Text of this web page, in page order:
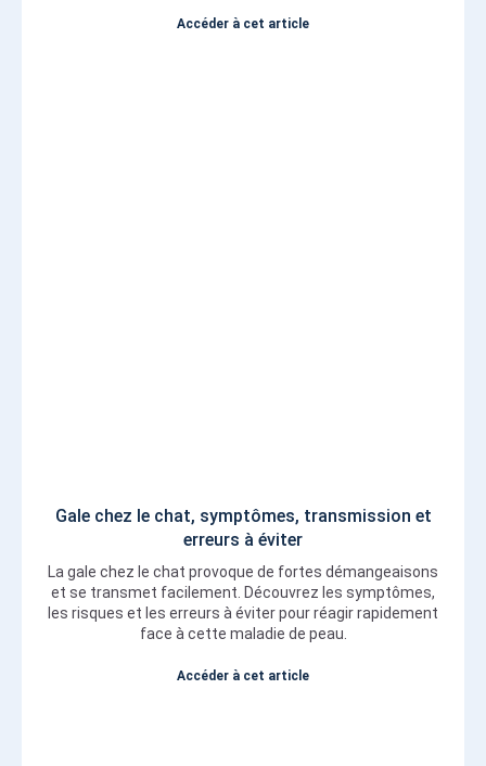
Accéder à cet article
Gale chez le chat, symptômes, transmission et
erreurs à éviter
La gale chez le chat provoque de fortes démangeaisons
et se transmet facilement. Découvrez les symptômes,
les risques et les erreurs à éviter pour réagir rapidement
face à cette maladie de peau.
Accéder à cet article